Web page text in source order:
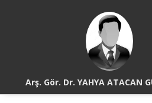
Arş. Gör. Dr. YAHYA ATACAN